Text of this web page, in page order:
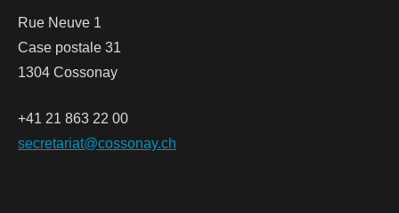
Rue Neuve 1
Case postale 31
1304 Cossonay
+41 21 863 22 00
secretariat@cossonay.ch